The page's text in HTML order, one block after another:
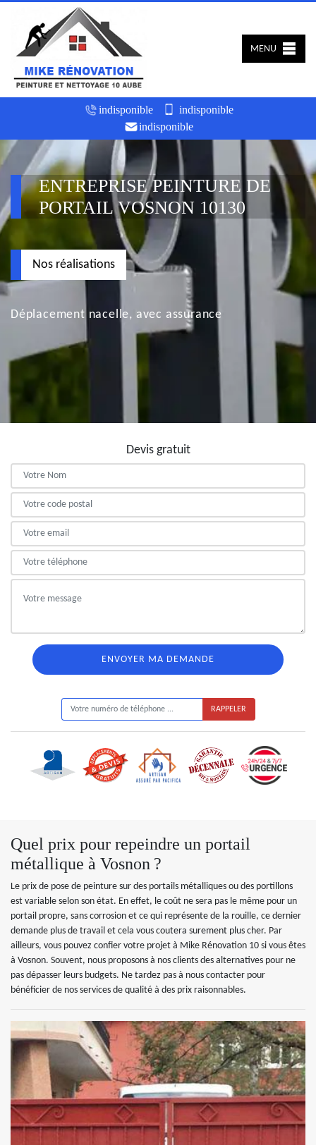
indisponible
indisponible
indisponible
MENU
ENTREPRISE PEINTURE DE
PORTAIL VOSNON 10130
Nos réalisations
Déplacement nacelle, avec assurance
Devis gratuit
Quel prix pour repeindre un portail
métallique à Vosnon ?
Le prix de pose de peinture sur des portails métalliques ou des portillons
est variable selon son état. En effet, le coût ne sera pas le même pour un
portail propre, sans corrosion et ce qui représente de la rouille, ce dernier
demande plus de travail et cela vous coutera surement plus cher. Par
ailleurs, vous pouvez confier votre projet à Mike Rénovation 10 si vous êtes
à Vosnon. Souvent, nous proposons à nos clients des alternatives pour ne
pas dépasser leurs budgets. Ne tardez pas à nous contacter pour
bénéficier de nos services de qualité à des prix raisonnables.